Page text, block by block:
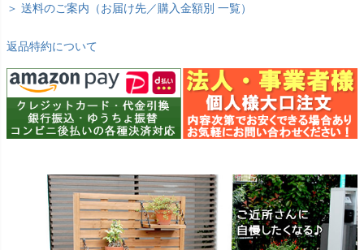
＞ 送料のご案内（お届け先／購入金額別 一覧）
返品特約について